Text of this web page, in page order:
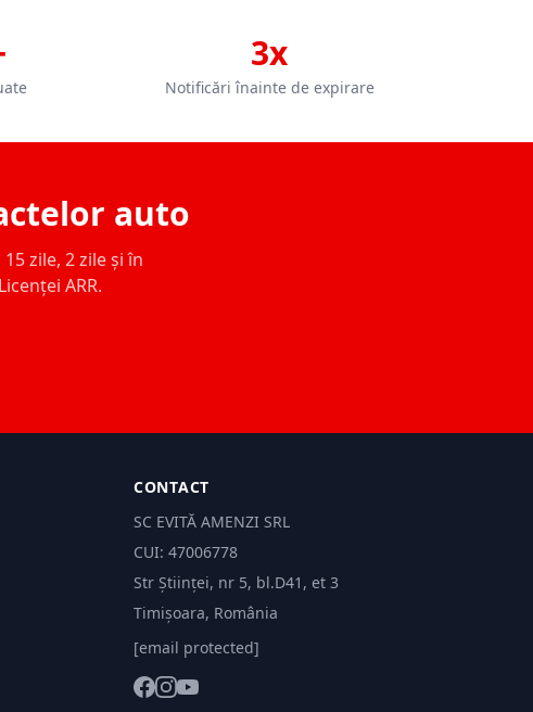
3x
Notificări înainte de expirare
auto
zile, 2 zile și în
ARR.
CONTACT
SC EVITĂ AMENZI SRL
CUI: 47006778
Str Științei, nr 5, bl.D41, et 3
Timișoara, România
[email protected]